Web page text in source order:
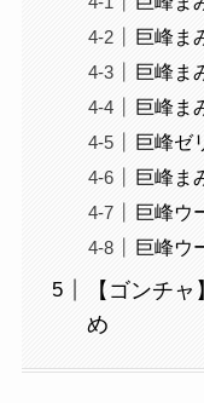
巨峰ま
巨峰ま
巨峰ま
巨峰ゼ
巨峰ま
巨峰ウ
巨峰ウ
【ゴンチ
め